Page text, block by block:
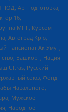
Артподготовка,
16,
МПГ, Курсом
Автоград Крю,
пансионат Ак Умут,
Башкорт, Нация
Ultras, Русский
союз, Фонд
Навального,
Мужское
Народное